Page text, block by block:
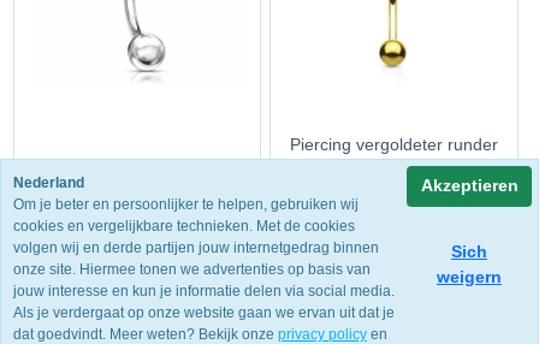
€6.95
Piercing vergoldeter runder
Opal 14 kt.
Nederland
Om je beter en persoonlijker te helpen, gebruiken wij
cookies en vergelijkbare technieken. Met de cookies
volgen wij en derde partijen jouw internetgedrag binnen
onze site. Hiermee tonen we advertenties op basis van
jouw interesse en kun je informatie delen via social media.
Als je verdergaat op onze website gaan we ervan uit dat je
dat goedvindt. Meer weten? Bekijk onze privacy policy en
Akzeptieren
Sich
weigern